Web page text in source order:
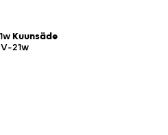
Kuunsäde
V-21w